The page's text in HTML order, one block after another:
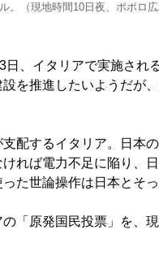
。（現地時間10日夜、ポポロ
、イタリアで実施され
を推進したいようだが
配するイタリア。日本
れば電力不足に陥り、
た世論操作は日本とそっ
「原発国民投票」を、